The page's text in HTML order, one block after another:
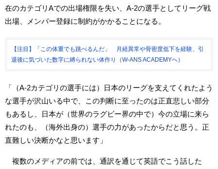
在のカテゴリAでの出場権限を失い、A-2の選手としてリーグ戦
出場、メンバー登録に制約がかかることになる。
【注目】「この体重でも跳べるんだ」 月経異常や骨密度低下を経験、引
退後に気づいた数字に縛られない体作り（W-ANS ACADEMYへ）
「（A-2カテゴリの選手には）日本のリーグを支えてくれたよう
な選手が沢山いる中で、この判断に至ったのは正直悲しい部分
もあるし、日本が（世界のラグビー界の中で）今の立場に来ら
れたのも、（海外出身の）選手の力があったからだと思う。正
直難しい決断かなと思います」
複数のメディアの前では、通訳を通じて英語でこう話した